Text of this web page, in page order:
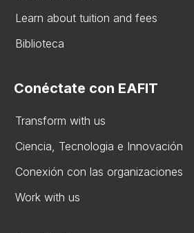
Learn about tuition and fees
Biblioteca
Conéctate con EAFIT
Transform with us
Ciencia, Tecnologia e Innovación
Conexión con las organizaciones
Work with us